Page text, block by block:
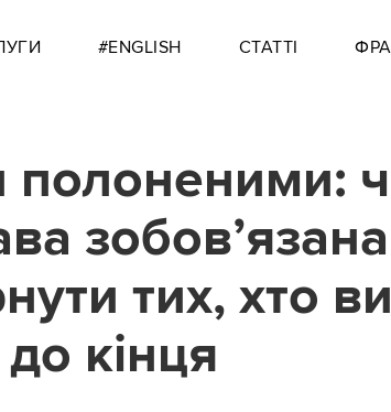
#ENGLISH СТАТТІ
полоненими:
зобов’язана
тих, хто
кінця